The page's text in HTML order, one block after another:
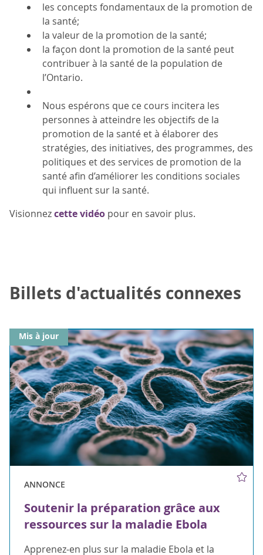
les concepts fondamentaux de la promotion de
la santé;
la valeur de la promotion de la santé;
la façon dont la promotion de la santé peut
contribuer à la santé de la population de
l’Ontario.
Nous espérons que ce cours incitera les
personnes à atteindre les objectifs de la
promotion de la santé et à élaborer des
stratégies, des initiatives, des programmes, des
politiques et des services de promotion de la
santé afin d’améliorer les conditions sociales
qui influent sur la santé.
Visionnezcette vidéo pour en savoir plus.
Billets d'actualités connexes
ANNONCE
Soutenir la préparation grâce aux
ressources sur la maladie Ebola
Apprenez-en plus sur la maladie Ebola et la
Mis à jour